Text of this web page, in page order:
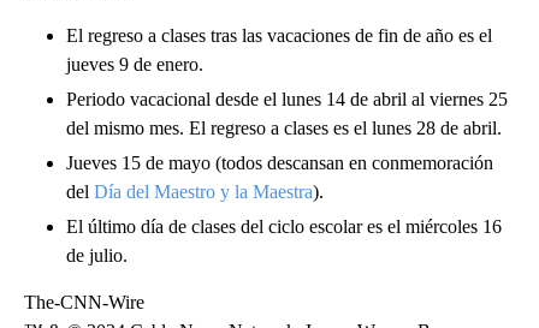
El regreso a clases tras las vacaciones de fin de año es el
jueves 9 de enero.
Periodo vacacional desde el lunes 14 de abril al viernes 25
del mismo mes. El regreso a clases es el lunes 28 de abril.
Jueves 15 de mayo (todos descansan en conmemoración
del Día del Maestro y la Maestra).
El último día de clases del ciclo escolar es el miércoles 16
de julio.
The-CNN-Wire